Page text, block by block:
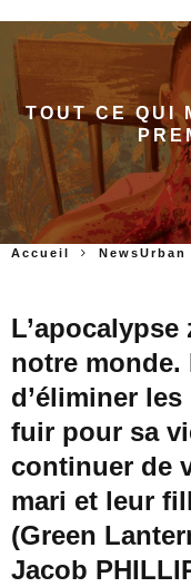
TOUT CE QUI
Accueil NewsUrban
notre
d’éliminer
fuir pour sa
continuer de
mari et leur
(Green
Jacob